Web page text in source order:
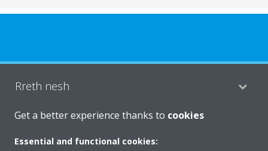
Rreth nesh
Get a better experience thanks to cookies
Essential and functional cookies: